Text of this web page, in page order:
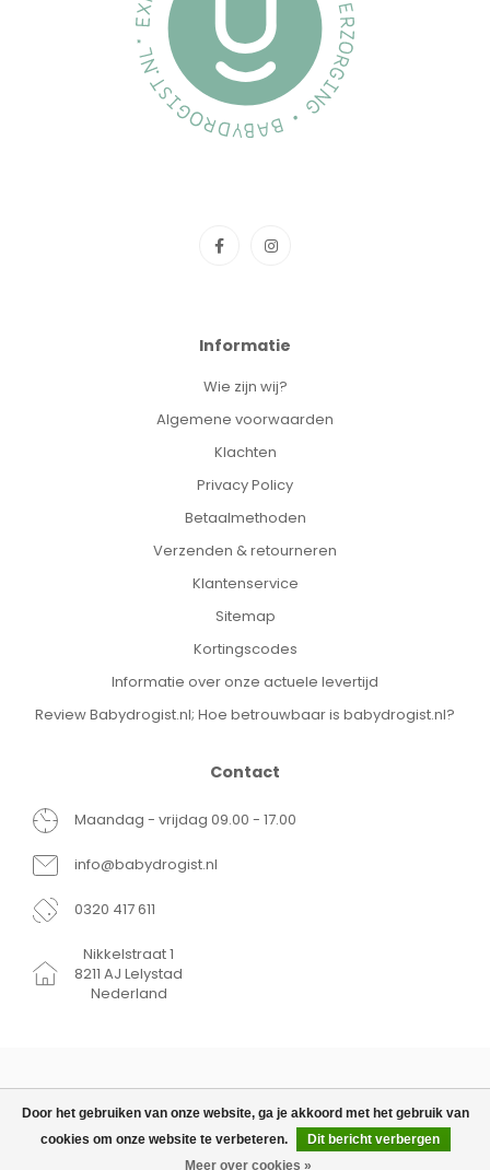
€63,99
TOEVOEGEN AAN
WINKELWAGEN
Door het gebruiken van onze website, ga je akkoord met het gebruik van
cookies om onze website te verbeteren.
Dit bericht verbergen
Meer over cookies »
Informatie
Wie zijn wij?
Algemene voorwaarden
Klachten
Privacy Policy
Betaalmethoden
Verzenden & retourneren
Klantenservice
Sitemap
Kortingscodes
Informatie over onze actuele levertijd
Review Babydrogist.nl; Hoe betrouwbaar is babydrogist.nl?
Contact
Maandag - vrijdag 09.00 - 17.00
info@babydrogist.nl
0320 417 611
Nikkelstraat 1
8211 AJ Lelystad
Nederland
© Copyright 2026 Babydrogist.nl